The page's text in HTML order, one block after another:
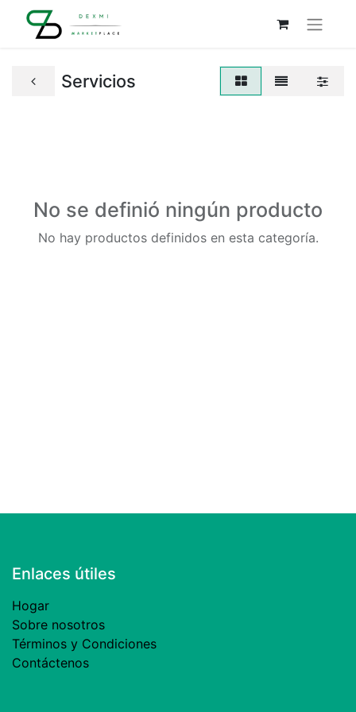
Servicios
No se definió ningún producto
No hay productos definidos en esta categoría.
Enlaces útiles
Hogar
Sobre nosotros
Términos y Condiciones
Contáctenos